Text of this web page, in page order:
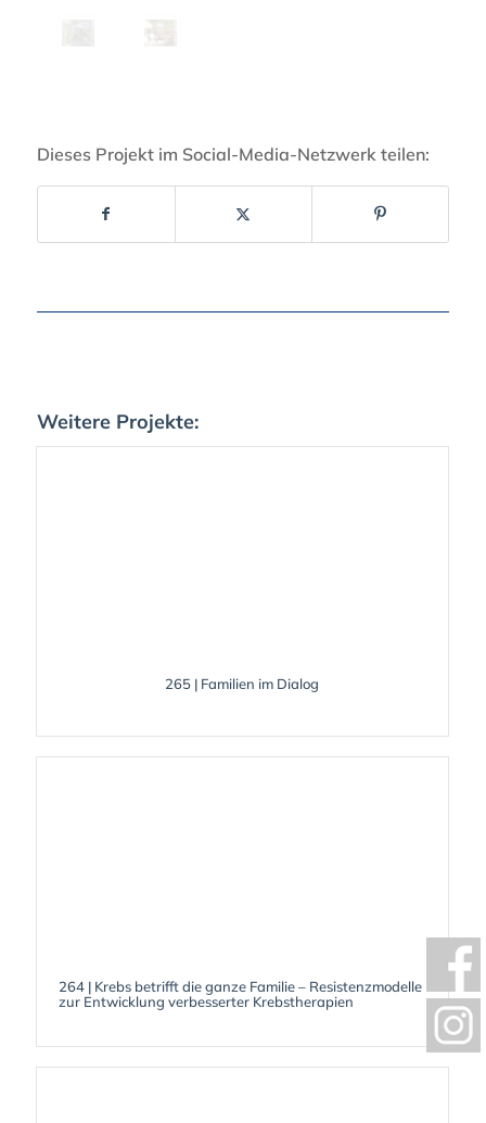
Dieses Projekt im Social-Media-Netzwerk teilen:
Weitere Projekte:
265 | Familien im Dialog
264 | Krebs betrifft die ganze Familie – Resistenzmodelle
zur Entwicklung verbesserter Krebstherapien